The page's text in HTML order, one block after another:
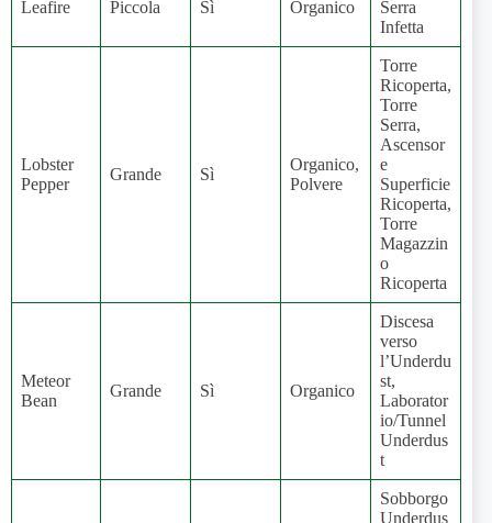
Leafire Piccola Sì Organico
Serra
Infetta
Lobster
Pepper
Grande Sì
Organico,
Polvere
Torre
Ricoperta,
Torre
Serra,
Ascensor
e
Superficie
Ricoperta,
Torre
Magazzin
o
Ricoperta
Meteor
Bean
Grande Sì Organico
Discesa
verso
l’Underdu
st,
Laborator
io/Tunnel
Underdus
t
Sobborgo
Underdus